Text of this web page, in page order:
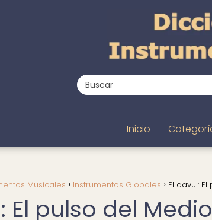
Inicio
Musicales Instrumentos Globales El davul:
El pulso del